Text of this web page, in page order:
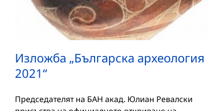
Изложба „Българска археология
2021“
Председателят на БАН акад. Юлиан Ревалски